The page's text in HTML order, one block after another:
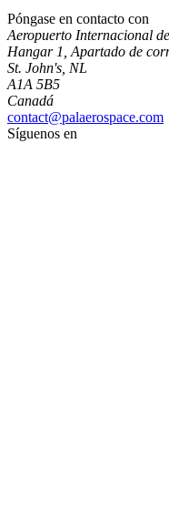
Póngase en contacto con
Aeropuerto Internacional
Hangar 1, Apartado de
St. John's, NL
A1A 5B5
Canadá
contact@palaerospace.com
Síguenos en